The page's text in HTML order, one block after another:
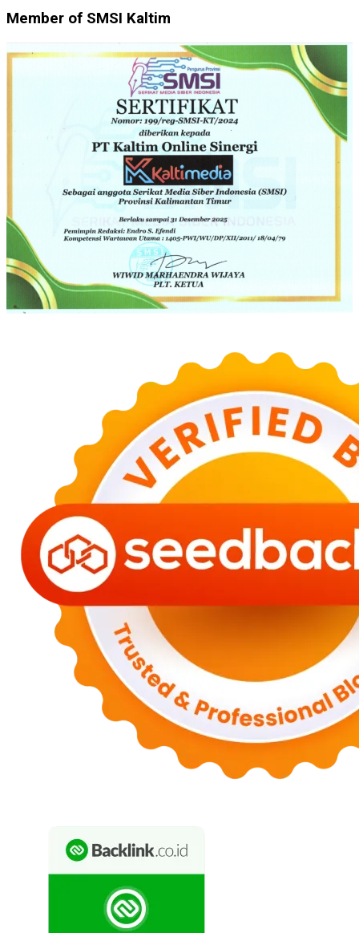
Member of SMSI Kaltim